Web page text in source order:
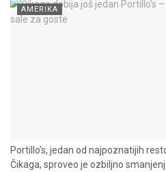
AMERIKA
Portillo’s, jedan od najpoznatijih
Čikaga, sproveo je ozbiljno